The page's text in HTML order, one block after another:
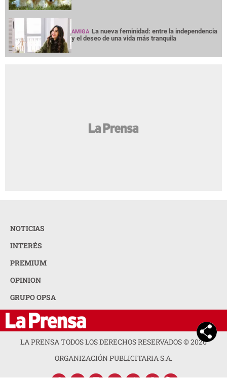
AMIGA La nueva feminidad: entre la independencia
y el deseo de una vida más tranquila
NOTICIAS
INTERÉS
PREMIUM
OPINION
GRUPO OPSA
LA PRENSA TODOS LOS DERECHOS RESERVADOS ©2026
ORGANIZACIÓN PUBLICITARIA S.A.